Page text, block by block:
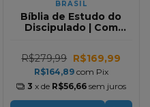
BRASIL
Bíblia de Estudo do
Discipulado | Com
R$279,99 R$169,99
R$164,89 com Pix
3 x de R$56,66 sem juros